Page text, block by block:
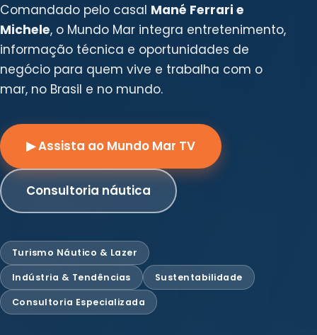
Comandado pelo casal Mané Ferrari e
Michele, o Mundo Mar integra entretenimento,
informação técnica e oportunidades de
negócio para quem vive e trabalha com o
mar, no Brasil e no mundo.
▶ Assista ao Mundo Mar TV
Consultoria náutica
Turismo Náutico & Lazer
Indústria & Tendências Sustentabilidade
Consultoria Especializada